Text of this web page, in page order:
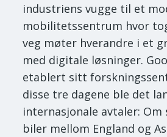
industriens vugge til et
mobilitetssentrum hvor
veg møter hverandre i et
med digitale løsninger.
etablert sitt
disse tre dagene ble det
internasjonale avtaler: Om
biler mellom England og